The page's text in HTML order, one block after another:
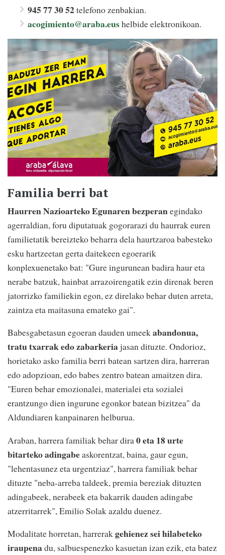
945 77 30 52telefono zenbakian.
acogimiento@araba.eushelbide elektronikoan.
Familia berri bat
Haurren Nazioarteko Egunaren bezperanegindako
agerraldian, foru diputatuak gogorarazi du haurrak euren
familietatik bereizteko beharra dela haurtzaroa babesteko
esku hartzeetan gerta daitekeen egoerarik
konplexuenetako bat: "Gure ingurunean badira haur eta
nerabe batzuk, hainbat arrazoirengatik ezin direnak beren
jatorrizko familiekin egon, ez direlako behar duten arreta,
zaintza eta maitasuna emateko gai".
Babesgabetasun egoeran dauden umeekabandonua,
tratu txarrak edo zabarkeriajasan dituzte. Ondorioz,
horietako asko familia berri batean sartzen dira, harreran
edo adopzioan, edo babes zentro batean amaitzen dira.
"Euren behar emozionalei, materialei eta sozialei
erantzungo dien ingurune egonkor batean bizitzea" da
Aldundiaren kanpainaren helburua.
Araban, harrera familiak behar dira0 eta 18 urte
bitarteko adingabeaskorentzat, baina, gaur egun,
"lehentasunez eta urgentziaz", harrera familiak behar
dituzte "neba-arreba taldeek, premia bereziak dituzten
adingabeek, nerabeek eta bakarrik dauden adingabe
atzerritarrek", Emilio Solak azaldu duenez.
Modalitate horretan, harrerakgehienez sei hilabeteko
iraupenadu, salbuespenezko kasuetan izan ezik, eta batez